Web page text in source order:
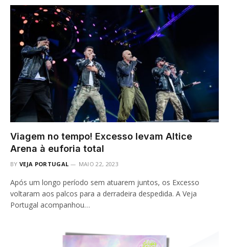
Viagem no tempo! Excesso levam Altice
Arena à euforia total
BY VEJA PORTUGAL MAIO 22, 2023
Após um longo período sem atuarem juntos, os Excesso
voltaram aos palcos para a derradeira despedida. A Veja
Portugal acompanhou…